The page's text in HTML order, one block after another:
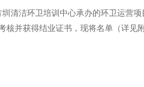
清洁环卫培训中心承办的环卫运营项
并获得结业证书，现将名单（详见